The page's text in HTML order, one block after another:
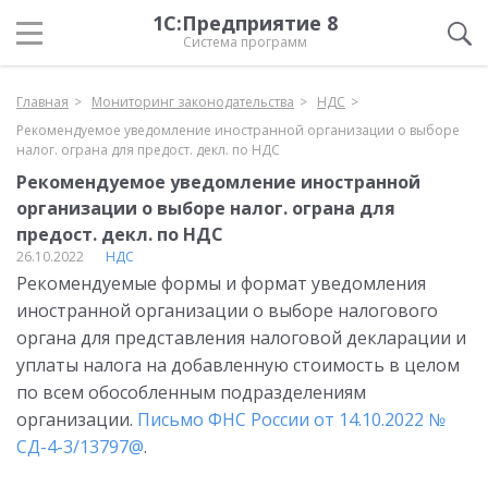
1С:Предприятие 8
Система программ
Главная Мониторинг законодательства
НДС
Рекомендуемое уведомление иностранной организации о выборе
налог. ограна для предост. декл. по НДС
Рекомендуемое уведомление иностранной
организации о выборе налог. ограна для
предост. декл. по НДС
26.10.2022 НДС
Рекомендуемые формы и формат уведомления
иностранной организации о выборе налогового
органа для представления налоговой декларации и
уплаты налога на добавленную стоимость в целом
по всем обособленным подразделениям
организации. Письмо ФНС России от 14.10.2022 №
СД-4-3/13797@.